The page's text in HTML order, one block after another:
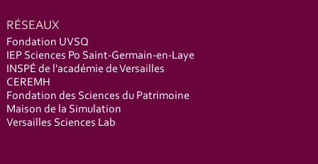
RÉSEAUX
Fondation UVSQ
IEP Sciences Po Saint-Germain-en-Laye
INSPÉ de l'académie de Versailles
CEREMH
Fondation des Sciences du Patrimoine
Maison de la Simulation
Versailles Sciences Lab